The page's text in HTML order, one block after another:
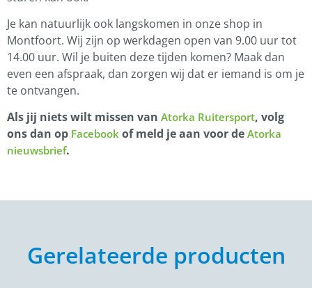
Je kan natuurlijk ook langskomen in onze shop in
Montfoort. Wij zijn op werkdagen open van 9.00 uur tot
14.00 uur. Wil je buiten deze tijden komen? Maak dan
even een afspraak, dan zorgen wij dat er iemand is om je
te ontvangen.
Als jij niets wilt missen van Atorka Ruitersport, volg
ons dan op Facebook of meld je aan voor de Atorka
nieuwsbrief.
Gerelateerde producten